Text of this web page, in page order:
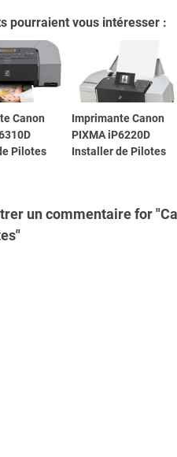
pourraient vous intéresser :
Canon
Pilotes
Imprimante Canon
PIXMA iP6220D
Installer de Pilotes
un commentaire for